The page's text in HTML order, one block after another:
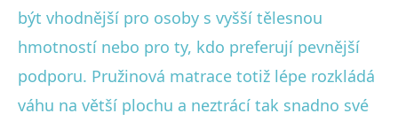
být vhodnější pro osoby s vyšší tělesnou
hmotností nebo pro ty, kdo preferují pevnější
podporu. Pružinová matrace totiž lépe rozkládá
váhu na větší plochu a neztrácí tak snadno své